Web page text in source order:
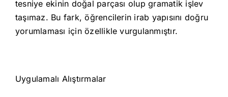
tesniye ekinin doğal parçası olup gramatik işlev
taşımaz. Bu fark, öğrencilerin irab yapısını doğru
yorumlaması için özellikle vurgulanmıştır.
Uygulamalı Alıştırmalar